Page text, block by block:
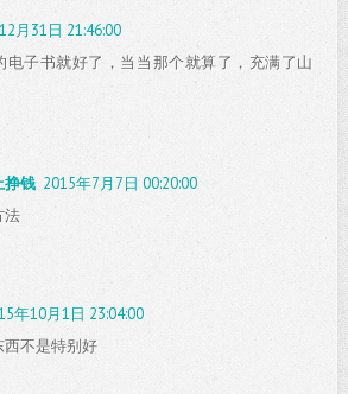
月31日 21:46:00
电子书就好了，当当那个就算了，充满了山
挣钱 2015年7月7日 00:20:00
法
年10月1日 23:04:00
不是特别好